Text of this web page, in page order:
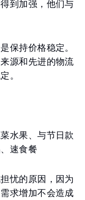
到加强，他们与
保持价格稳定。
源和先进的物流
。
水果、与节日款
速食餐
忧的原因，因为
求增加不会造成